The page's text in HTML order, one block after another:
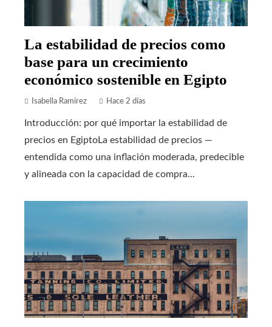
La estabilidad de precios como
base para un crecimiento
económico sostenible en Egipto
Isabella Ramírez Hace 2 días
Introducción: por qué importar la estabilidad de
precios en EgiptoLa estabilidad de precios —
entendida como una inflación moderada, predecible
y alineada con la capacidad de compra...